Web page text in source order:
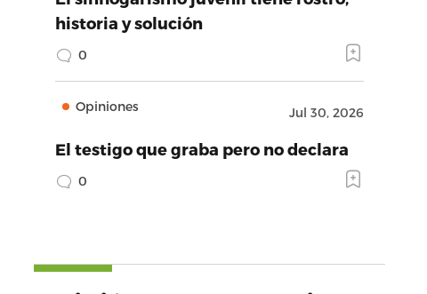
historia y solución
0
Opiniones Jul 30, 2026
El testigo que graba pero no declara
0